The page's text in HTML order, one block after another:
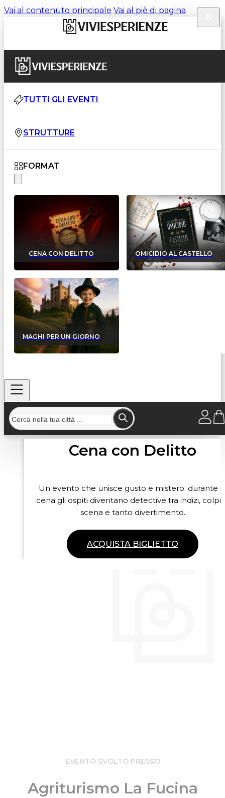
Vai al contenuto principale Vai al piè di pagina
TUTTI GLI EVENTI
STRUTTURE
FORMAT
CENA CON DELITTO OMICIDIO AL CASTELLO
MAGHI PER UN GIORNO
Cena con Delitto
Un evento che unisce gusto e mistero: durante
cena gli ospiti diventano detective tra indizi, colpi
scena e tanto divertimento.
ACQUISTA BIGLIETTO
EVENTO SVOLTO PRESSO
Agriturismo La Fucina